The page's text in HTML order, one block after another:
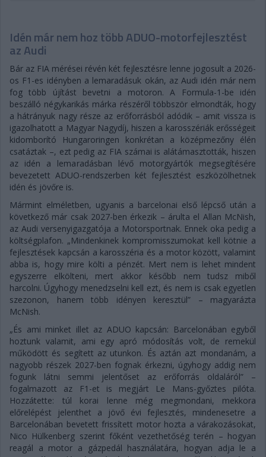
Idén már nem hoz több ADUO-motorfejlesztést
az Audi
Bár az FIA mérései révén két fejlesztésre lenne jogosult a 2026-
os F1-es idényben a lemaradásuk okán, az Audi idén már nem
fog több újítást bevetni a motoron. A Formula-1-be idén
beszálló négykarikás márka részéről többször elmondták, hogy
a hátrányuk nagy része az erőforrásból adódik – amit vissza is
igazolhatott a Magyar Nagydíj, hiszen a karosszériák erősségeit
kidomborító Hungaroringen konkrétan a középmezőny élén
csatáztak –, ezt pedig az FIA számai is alátámasztották, hiszen
az idén a lemaradásban lévő motorgyártók megsegítésére
bevezetett ADUO-rendszerben két fejlesztést eszközölhetnek
idén és jövőre is.
Mármint elméletben, ugyanis a barcelonai első lépcső után a
következő már csak 2027-ben érkezik – árulta el Allan McNish,
az Audi versenyigazgatója a Motorsportnak. Ennek oka pedig a
költségplafon. „Mindenkinek kompromisszumokat kell kötnie a
fejlesztések kapcsán a karosszéria és a motor között, valamint
abba is, hogy mire költi a pénzét. Mert nem is lehet mindent
egyszerre elkölteni, mert akkor később nem tudsz miből
harcolni. Úgyhogy menedzselni kell ezt, és nem is csak egyetlen
szezonon, hanem több idényen keresztül” – magyarázta
McNish.
„És ami minket illet az ADUO kapcsán: Barcelonában egyből
hoztunk valamit, ami egy apró módosítás volt, de remekül
működött és segített az utunkon. És aztán azt mondanám, a
nagyobb részek 2027-ben fognak érkezni, úgyhogy addig nem
fogunk látni semmi jelentőset az erőforrás oldaláról” –
fogalmazott az F1-et is megjárt Le Mans-győztes pilóta.
Hozzátette: túl korai lenne még megmondani, mekkora
előrelépést jelenthet a jövő évi fejlesztés, mindenesetre a
Barcelonában bevetett frissített motor hozta a várakozásokat,
Nico Hülkenberg szerint főként vezethetőség terén – hogyan
reagál a motor a gázpedál használatára, hogyan adja le a